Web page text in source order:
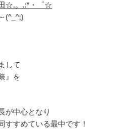
☆.。.:*・゜☆
(^_^;)
して
』を
が中心となり
すすめている最中です！